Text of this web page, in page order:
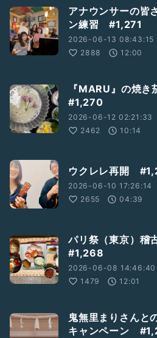
アナウンサーの皆
ン練習 #1,271
2026-06-13 08:43:15
2888
12:00
『MARU』の焼
#1,270
2026-06-12 02:21:33
2462
10:14
ウクレレ再開
2026-06-10 17:26:14
2655
04:39
パリ祭（東京）稽
#1,268
2026-06-08 14:46:40
1479
12:01
鬼無里まりさんと
キャンペーン